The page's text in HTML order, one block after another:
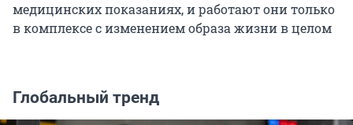
медицинских показаниях, и работают они только
в комплексе с изменением образа жизни в целом
Глобальный тренд